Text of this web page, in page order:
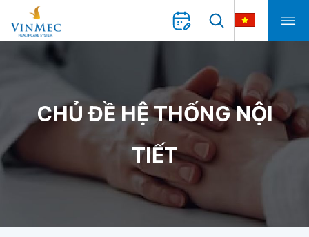
CHỦ ĐỀ HỆ THỐNG NỘI
TIẾT